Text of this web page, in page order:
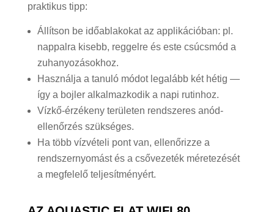
praktikus tipp:
Állítson be időablakokat az applikációban: pl.
nappalra kisebb, reggelre és este csúcsmód a
zuhanyozásokhoz.
Használja a tanuló módot legalább két hétig —
így a bojler alkalmazkodik a napi rutinhoz.
Vízkő-érzékeny területen rendszeres anód-
ellenőrzés szükséges.
Ha több vízvételi pont van, ellenőrizze a
rendszernyomást és a csővezeték méretezését
a megfelelő teljesítményért.